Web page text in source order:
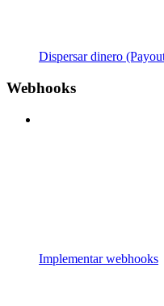
Dispersar dinero
Webhooks
Implementar webhooks